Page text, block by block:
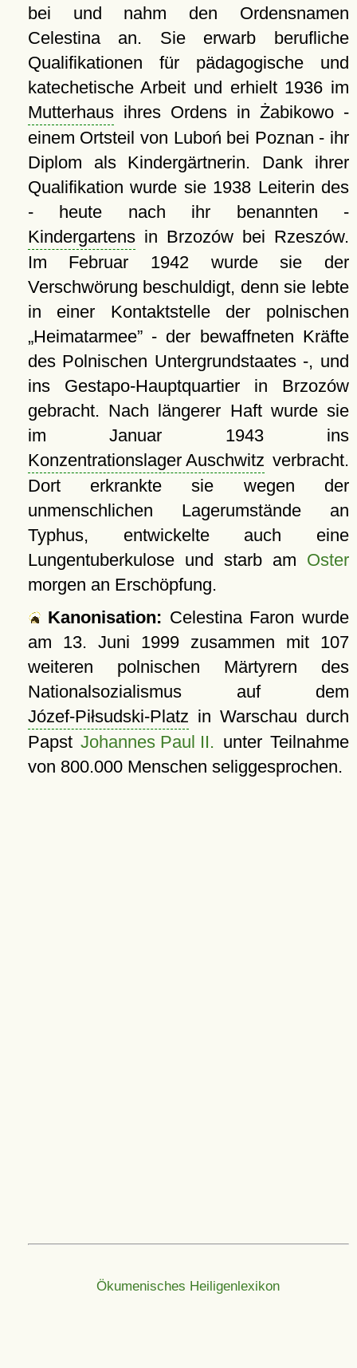
bei und nahm den Ordensnamen
Celestina an. Sie erwarb berufliche
Qualifikationen für pädagogische und
katechetische Arbeit und erhielt 1936 im
Mutterhausihres Ordens in Żabikowo -
einem Ortsteil von Luboń bei Poznan - ihr
Diplom als Kindergärtnerin. Dank ihrer
Qualifikation wurde sie 1938 Leiterin des
- heute nach ihr benannten -
Kindergartensin Brzozów bei Rzeszów.
Im Februar 1942 wurde sie der
Verschwörung beschuldigt, denn sie lebte
in einer Kontaktstelle der polnischen
Heimatarmee - der bewaffneten Kräfte
des Polnischen Untergrundstaates -, und
ins Gestapo-Hauptquartier in Brzozów
gebracht. Nach längerer Haft wurde sie
im Januar 1943 ins
Konzentrationslager Auschwitz verbracht.
Dort erkrankte sie wegen der
unmenschlichen Lagerumstände an
Typhus, entwickelte auch eine
Lungentuberkulose und starb am Oster
morgen an Erschöpfung.
Kanonisation: Celestina Faron wurde
am 13. Juni 1999zusammen mit 107
weiteren polnischen Märtyrern des
Nationalsozialismus auf dem
Józef-Piłsudski-Platz in Warschau durch
PapstJohannes Paul II. unter Teilnahme
von 800.000 Menschen seliggesprochen.
Ökumenisches Heiligenlexikon